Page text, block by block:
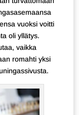
vuoksi voitti
oli yllätys.
vaikka
romahti yksi